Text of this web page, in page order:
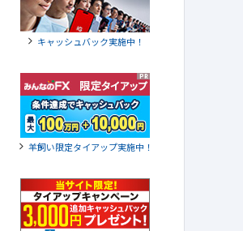
キャッシュバック実施中！
羊飼い限定タイアップ実施中！